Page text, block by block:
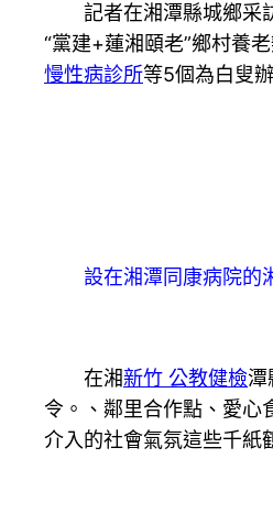
記者在湘潭縣城鄉采訪
“黨建+蓮湘頤老”鄉村養
慢性病診所等5個為白叟
設在湘潭同康病院的湘
在湘新竹 公教健檢潭
令。、鄰里合作點、愛心
介入的社會氣氛這些千紙